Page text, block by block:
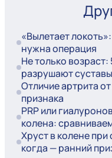
«Вылетает
нужна операция
Не только
разрушают суставы
Отличие артрита
признака
PRP или
колена:
Хруст в колене при
когда — ранний